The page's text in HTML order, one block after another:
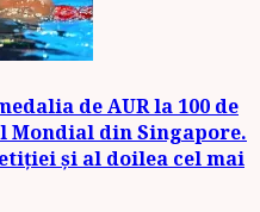
de AUR la 100 de
din Singapore.
și al doilea cel mai